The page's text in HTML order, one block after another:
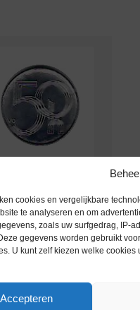
cookies en vergelijkbare
te analyseren en om
zoals uw surfgedrag, IP-
gegevens worden gebruikt
U kunt zelf kiezen welke cookies
Accepteren
/ Tsjechie / 50
/ 1999 / Unc / Km 3.1
bij beschikbaarheid